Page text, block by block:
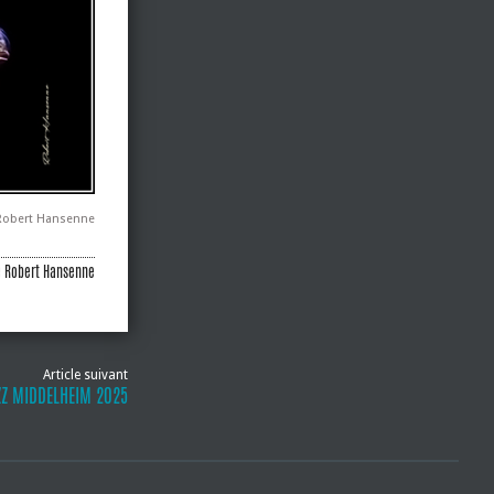
Hansenne
Hansenne
Article suivant
MIDDELHEIM 2025